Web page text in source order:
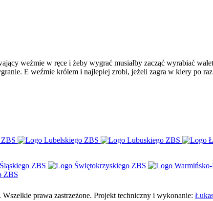
weźmie w ręce i żeby wygrać musiałby zacząć wyrabiać
E weźmie królem i najlepiej zrobi, jeżeli zagra w kiery po
prawa zastrzeżone. Projekt techniczny i wykonanie: